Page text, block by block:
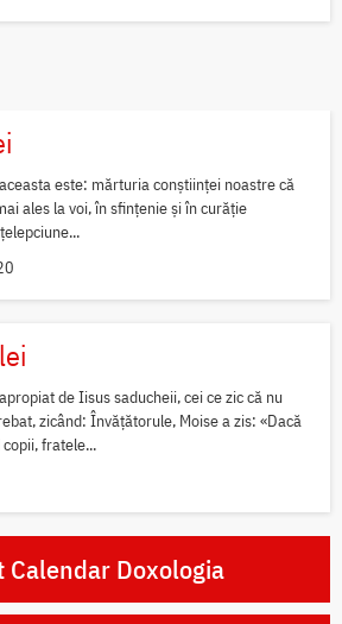
este: mărturia conștiinței noastre că
ales la voi, în sfințenie și în curăție
de Iisus saducheii, cei ce zic că nu
zicând: Învățătorule, Moise a zis: «Dacă
fratele...
Calendar Doxologia